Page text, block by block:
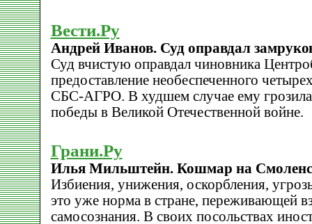
Вести.Ру
Андрей Иванов. Суд оправдал
Суд вчистую оправдал чиновника
предоставление необеспеченного
СБС-АГРО. В худшем случае ему грозила
победы в Великой Отечественной войне.
Грани.Ру
Илья Мильштейн. Кошмар на
Избиения, унижения, оскорбления,
это уже норма в стране, переживающей
самосознания. В своих посольствах